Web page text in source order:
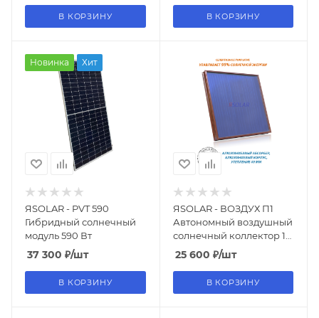
В КОРЗИНУ В КОРЗИНУ
Новинка Хит
ЯSOLAR - PVT 590
Гибридный солнечный
модуль 590 Вт
37 300 ₽/шт
В КОРЗИНУ
ЯSOLAR - ВОЗДУХ П1
Автономный воздушный
солнечный коллектор 1
м² , поликарбонат
25 600 ₽/шт
В КОРЗИНУ